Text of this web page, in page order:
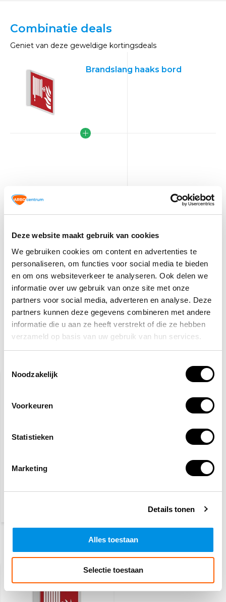
Deze website maakt gebruik van cookies
We gebruiken cookies om content en advertenties te
personaliseren, om functies voor social media te bieden
en om ons websiteverkeer te analyseren. Ook delen we
informatie over uw gebruik van onze site met onze
partners voor social media, adverteren en analyse. Deze
partners kunnen deze gegevens combineren met andere
informatie die u aan ze heeft verstrekt of die ze hebben
verzameld op basis van uw gebruik van hun services.
Noodzakelijk
Voorkeuren
Statistieken
Marketing
Details tonen
Alles toestaan
Selectie toestaan
Combinatie deals
Geniet van deze geweldige kortingsdeals
Brandslang haaks bord
Veiligheidspictogrammen
Normaal:
0,-
Totaalbedrag: 4,10
Tijdelijk uitverkocht
Recent bekeken